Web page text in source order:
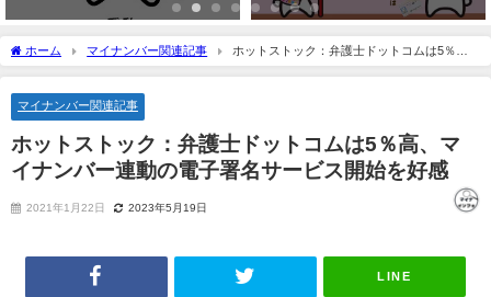
ホーム マイナンバー関連記事
ホットストック：弁護士ドットコムは5％
高、マイナンバー連動の電子署名サービス開始を好感
マイナンバー関連記事
ホットストック：弁護士ドットコムは5％高、 マ
イナンバー連動の電子署名サービス開始を好感
2021年1月22日 2023年5月19日
LINE